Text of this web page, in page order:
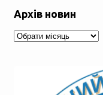
Архів новин
Архів
новин